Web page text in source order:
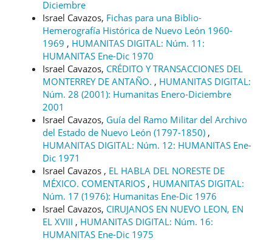
Diciembre
Israel Cavazos, Fichas para una Biblio-
Hemerografía Histórica de Nuevo León 1960-
1969 , HUMANITAS DIGITAL: Núm. 11:
HUMANITAS Ene-Dic 1970
Israel Cavazos, CRÉDITO Y TRANSACCIONES DEL
MONTERREY DE ANTAÑO. , HUMANITAS DIGITAL:
Núm. 28 (2001): Humanitas Enero-Diciembre
2001
Israel Cavazos, Guía del Ramo Militar del Archivo
del Estado de Nuevo León (1797-1850) ,
HUMANITAS DIGITAL: Núm. 12: HUMANITAS Ene-
Dic 1971
Israel Cavazos , EL HABLA DEL NORESTE DE
MÉXICO. COMENTARIOS , HUMANITAS DIGITAL:
Núm. 17 (1976): Humanitas Ene-Dic 1976
Israel Cavazos, CIRUJANOS EN NUEVO LEON, EN
EL XVIII , HUMANITAS DIGITAL: Núm. 16:
HUMANITAS Ene-Dic 1975